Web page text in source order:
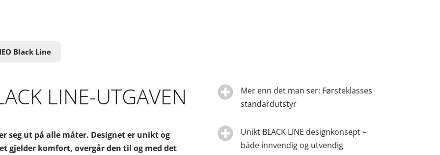
Black Line
LINE-UTGAVEN
seg ut på alle måter. Designet er unikt og
gjelder komfort, overgår den til og med det

Mer enn det man ser: Førsteklasses
standardutstyr

Unikt BLACK LINE designkonsept –
både innvendig og utvendig